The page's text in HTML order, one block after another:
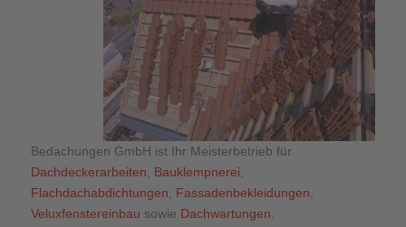
Bedachungen GmbH ist Ihr Meisterbetrieb für
Dachdeckerarbeiten
Bauklempnerei
Flachdachabdichtungen
Fassadenbekleidungen
Veluxfenstereinbau sowie Dachwartungen